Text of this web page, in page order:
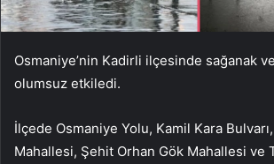
Osmaniye’nin Kadirli ilçesinde sağanak
olumsuz etkiledi.
İlçede Osmaniye Yolu, Kamil Kara
Mahallesi, Şehit Orhan Gök Mahallesi ve